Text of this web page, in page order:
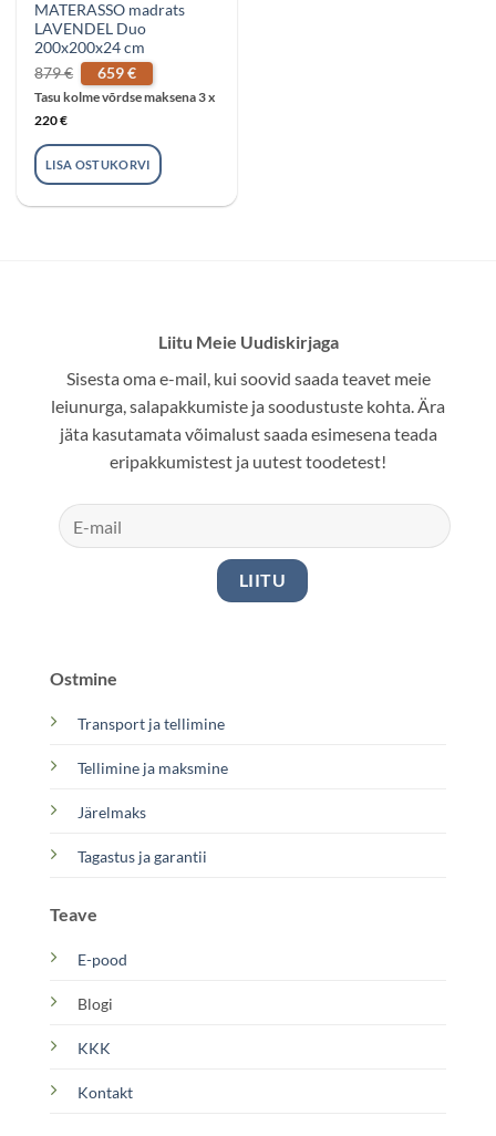
MATERASSO madrats
LAVENDEL Duo
200x200x24 cm
879€ Algne
hind
oli:
659€
Praegune
hind
on:
Tasu kolme võrdse maksena 3 x
220€
LISA OSTUKORVI
Ostmine
Transport ja tellimine
Tellimine ja maksmine
Järelmaks
Tagastus ja garantii
Teave
E-pood
Blogi
KKK
Kontakt
Liitu Meie Uudiskirjaga
Sisesta oma e-mail, kui soovid saada teavet meie
leiunurga, salapakkumiste ja soodustuste kohta. Ära
jäta kasutamata võimalust saada esimesena teada
eripakkumistest ja uutest toodetest!